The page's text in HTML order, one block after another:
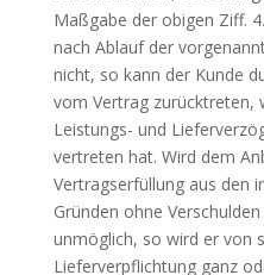
Maßgabe der obigen Ziff.
nach Ablauf der
nicht, so kann der Kunde
vom Vertrag zurücktreten,
Leistungs- und
vertreten hat. Wird dem
Vertragserfüllung aus den
Gründen ohne
unmöglich, so wird er von
Lieferverpflichtung ganz